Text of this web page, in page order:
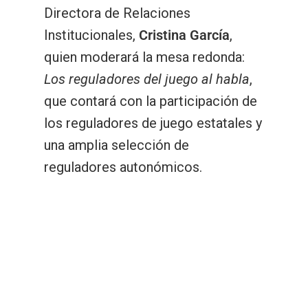
Directora de Relaciones
Institucionales, Cristina García,
quien moderará la mesa redonda:
Los reguladores del juego al habla,
que contará con la participación de
los reguladores de juego estatales y
una amplia selección de
reguladores autonómicos.